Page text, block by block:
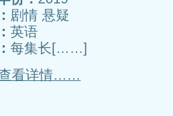
剧情 悬疑
英语
每集长[……]
看详情……